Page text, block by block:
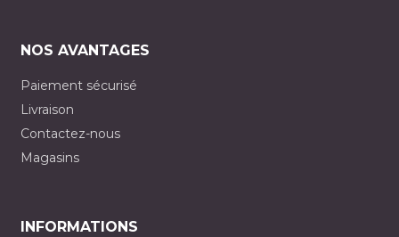
NOS AVANTAGES
Paiement sécurisé
Livraison
Contactez-nous
Magasins
INFORMATIONS